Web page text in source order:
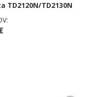
TD2120N/TD2130N